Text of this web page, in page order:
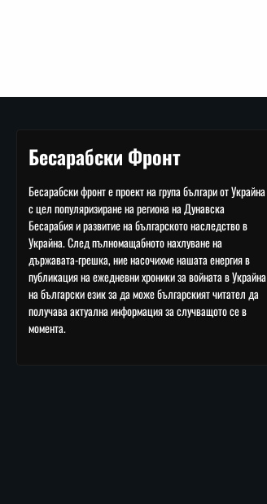
Бесарабски Фронт
Бесарабски фронт е проект на група българи от Украйна
с цел популяризиране на региона на Дунавска
Бесарабия и развитие на българското наследство в
Украйна. След пълномащабното нахлуване на
държавата-грешка, ние насочихме нашата енергия в
публикация на ежедневни хроники за войната в Украйна
на български език за да може българският читател да
получава актуална информация за случващото се в
момента.